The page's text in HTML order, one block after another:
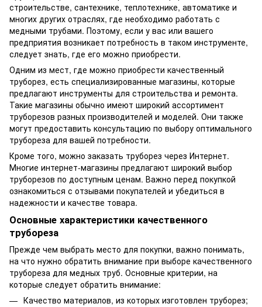
строительстве, сантехнике, теплотехнике, автоматике и
многих других отраслях, где необходимо работать с
медными трубами. Поэтому, если у вас или вашего
предприятия возникает потребность в таком инструменте,
следует знать, где его можно приобрести.
Одним из мест, где можно приобрести качественный
труборез, есть специализированные магазины, которые
предлагают инструменты для строительства и ремонта.
Такие магазины обычно имеют широкий ассортимент
труборезов разных производителей и моделей. Они также
могут предоставить консультацию по выбору оптимального
трубореза для вашей потребности.
Кроме того, можно заказать труборез через Интернет.
Многие интернет-магазины предлагают широкий выбор
труборезов по доступным ценам. Важно перед покупкой
ознакомиться с отзывами покупателей и убедиться в
надежности и качестве товара.
Основные характеристики качественного
трубореза
Прежде чем выбрать место для покупки, важно понимать,
на что нужно обратить внимание при выборе качественного
трубореза для медных труб. Основные критерии, на
которые следует обратить внимание:
Качество материалов, из которых изготовлен труборез;